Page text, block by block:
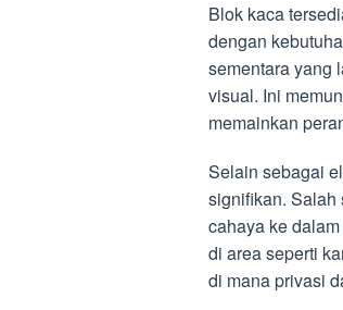
Blok kaca
dengan
sementara yang
visual. Ini
memainkan
Selain sebagai
signifikan. Salah
cahaya ke
di area seperti
di mana privasi